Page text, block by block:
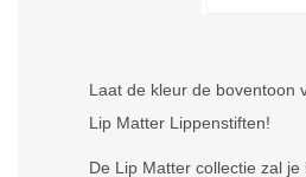
Laat de kleur de boventoon
Lip Matter Lippenstiften!
De Lip Matter collectie zal je